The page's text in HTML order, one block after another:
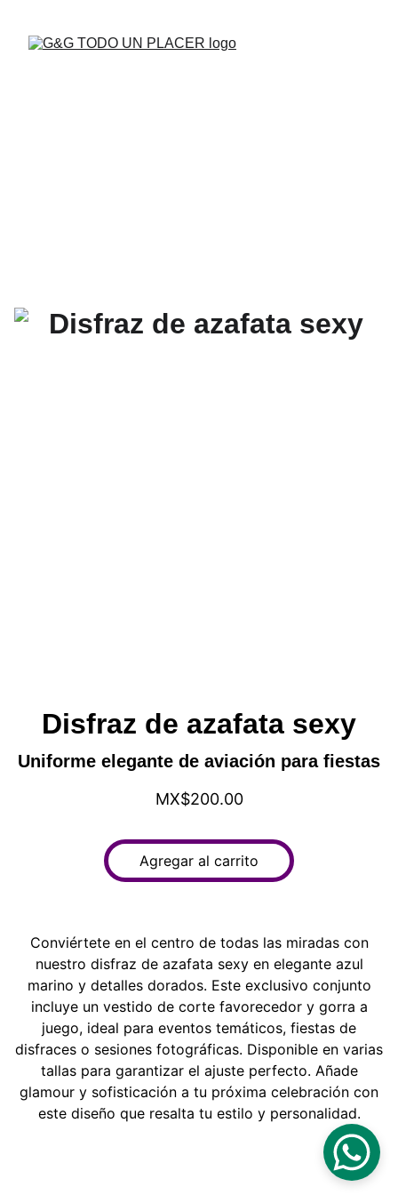
Disfraz de azafata sexy
Uniforme elegante de aviación para fiestas
MX$200.00
Agregar al carrito
Conviértete en el centro de todas las miradas con
nuestro disfraz de azafata sexy en elegante azul
marino y detalles dorados. Este exclusivo conjunto
incluye un vestido de corte favorecedor y gorra a
juego, ideal para eventos temáticos, fiestas de
disfraces o sesiones fotográficas. Disponible en varias
tallas para garantizar el ajuste perfecto. Añade
glamour y sofisticación a tu próxima celebración con
este diseño que resalta tu estilo y personalidad.